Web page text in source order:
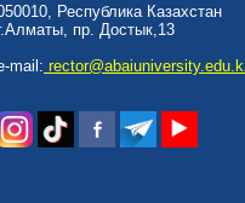
Республика Казахстан
пр. Достык,13
mail: